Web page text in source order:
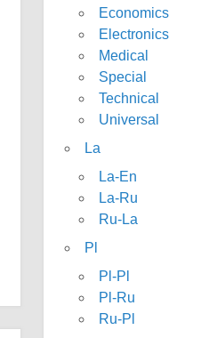
Economics
Electronics
Medical
Special
Technical
Universal
La
La-En
La-Ru
Ru-La
Pl
Pl-Pl
Pl-Ru
Ru-Pl